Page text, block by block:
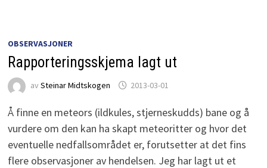
OBSERVASJONER
Rapporteringsskjema lagt ut
av Steinar Midtskogen 2013-03-01
Å finne en meteors (ildkules, stjerneskudds) bane og å
vurdere om den kan ha skapt meteoritter og hvor det
eventuelle nedfallsområdet er, forutsetter at det fins
flere observasjoner av hendelsen. Jeg har lagt ut et